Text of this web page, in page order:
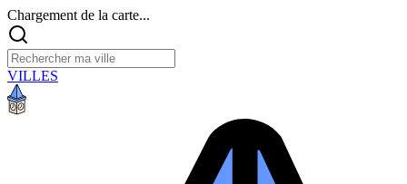
Chargement de la carte...
VILLES